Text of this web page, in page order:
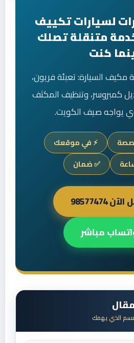
لسيارات تكييف
متنقلة تصلك
كنت
السيارة: تعبئة فريون،
كمبروسر، وتنظيف المكثف
يواجه صيف الكويت.
⚡ في موقعك
✅ ضمان
98577474
مباشر
الذي يهمك